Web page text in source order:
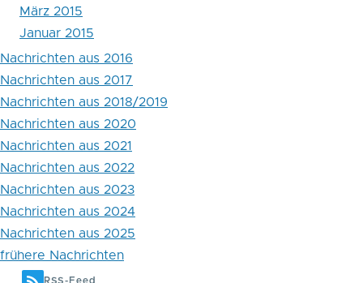
März 2015
Januar 2015
Nachrichten aus 2016
Nachrichten aus 2017
Nachrichten aus 2018/2019
Nachrichten aus 2020
Nachrichten aus 2021
Nachrichten aus 2022
Nachrichten aus 2023
Nachrichten aus 2024
Nachrichten aus 2025
frühere Nachrichten
RSS-Feed